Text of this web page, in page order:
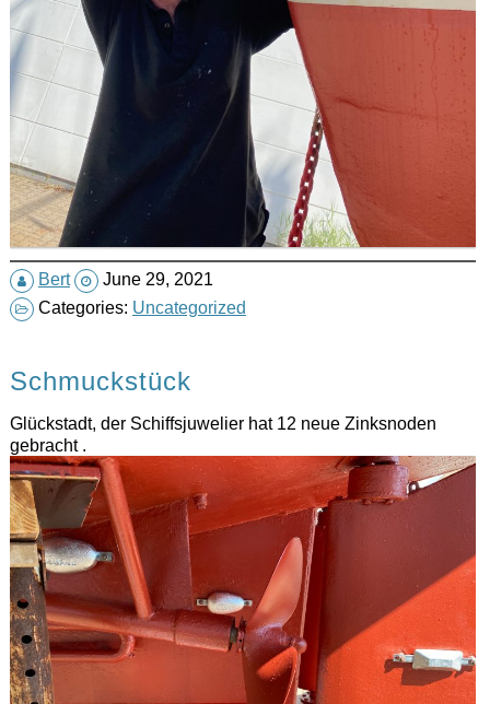
Bert
June 29, 2021
Categories: Uncategorized
Schmuckstück
Glückstadt, der Schiffsjuwelier hat 12 neue Zinksnoden
gebracht .